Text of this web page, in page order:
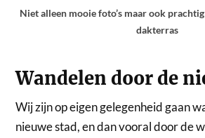
Niet alleen mooie foto’s maar ook
dakterras
Wandelen door de
Wij zijn op eigen gelegenheid gaan
nieuwe stad, en dan vooral door de